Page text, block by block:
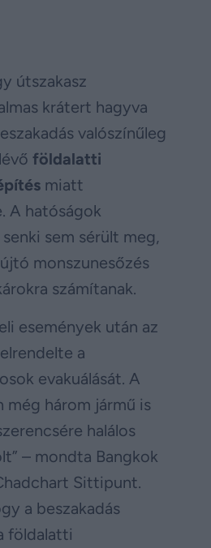
útszakasz
krátert hagyva
valószínűleg
földalatti
miatt
A hatóságok
sem sérült meg,
monszunesőzés
számítanak.
események után az
a
evakuálását. A
még három jármű is
halálos
– mondta Bangkok
Sittipunt.
a beszakadás
földalatti